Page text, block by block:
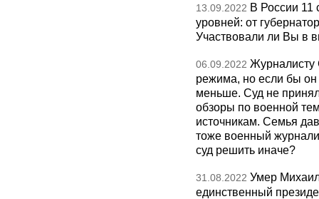
13.09.2022 В России 11
уровней: от
Участвовали ли Вы в
06.09.2022 Журналисту
режима, но если бы он
меньше. Суд не
обзоры по военной
источникам. Семья
тоже военный
суд решить иначе?
31.08.2022 Умер
единственный